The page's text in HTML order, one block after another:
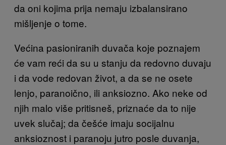
da oni kojima prija nemaju izbalansirano
mišljenje o tome.
Većina pasioniranih duvača koje poznajem
će vam reći da su u stanju da redovno duvaju
i da vode redovan život, a da se ne osete
lenjo, paranoično, ili anksiozno. Ako neke od
njih malo više pritisneš, priznaće da to nije
uvek slučaj; da češće imaju socijalnu
anksioznost i paranoju jutro posle duvanja,